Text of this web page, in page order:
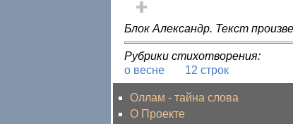
Голос за!
Блок Александр. Текст
Рубрики стихотворения:
о весне
12 строк
Оллам - тайна слова
О Проекте